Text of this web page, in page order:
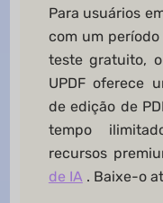
Para usuários
com um
teste gratuito,
UPDF oferece
de edição de
tempo
recursos
de IA. Baixe-o